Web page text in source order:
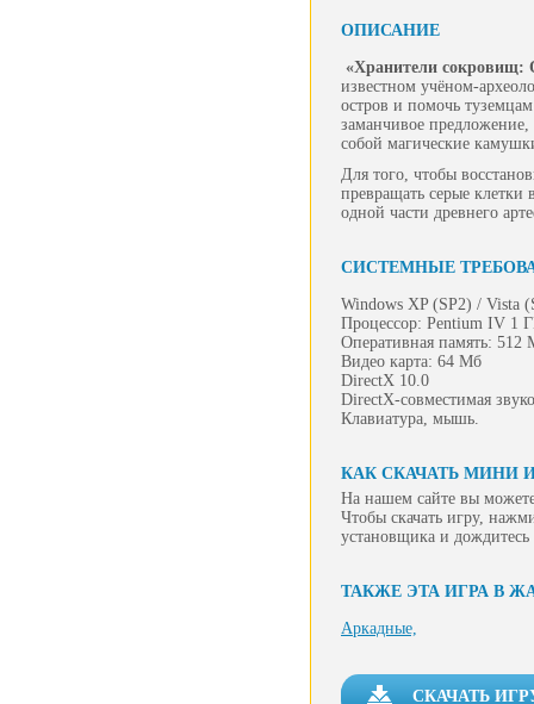
ОПИСАНИЕ
«Хранители сокровищ:
известном учёном-
остров и помочь
заманчивое
собой магические
Для того, чтобы
превращать серые клетки
одной части древнего
СИСТЕМНЫЕ
Windows XP (SP2) / Vista
Процессор: Pentium IV 1
Оперативная память: 512
Видео карта: 64 Мб
DirectX 10.0
DirectX-совместимая
Клавиатура, мышь.
КАК СКАЧАТЬ МИНИ
На нашем сайте вы
Чтобы скачать игру,
установщика и
ТАКЖЕ ЭТА ИГРА В
Аркадные,
СКАЧАТЬ